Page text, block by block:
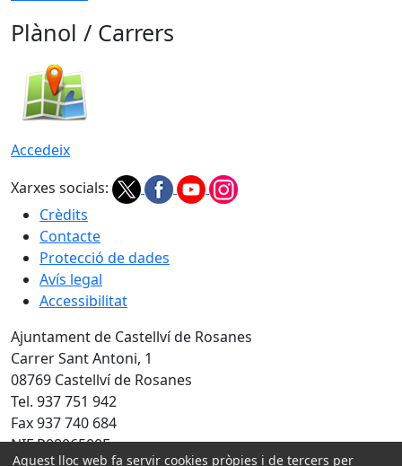
Plànol / Carrers
Accedeix
Xarxes socials:
Crèdits
Contacte
Protecció de dades
Avís legal
Accessibilitat
Ajuntament de Castellví de Rosanes
Carrer Sant Antoni, 1
08769 Castellví de Rosanes
Tel. 937 751 942
Fax 937 740 684
NIF P0806500E
Aquest lloc web fa servir cookies pròpies i de tercers per